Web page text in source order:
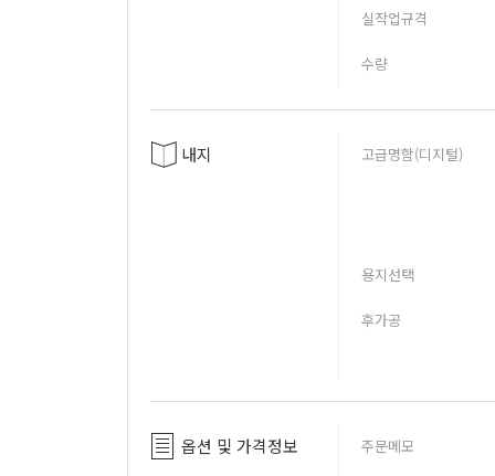
실작업규격
수량
내지 고급명함(디지털)
용지선택
후가공
옵션 및 가격정보 주문메모